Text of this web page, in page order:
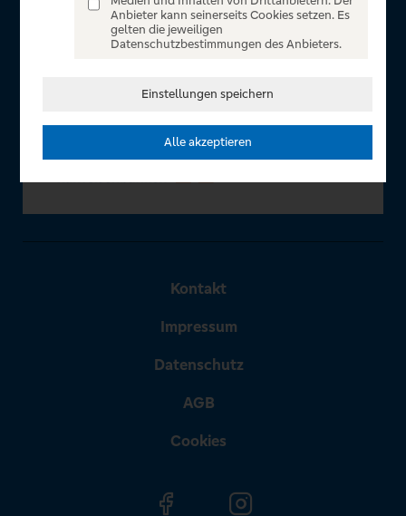
atemberaubende Konzerte, Musicals und Shows, die
Fußball-Bundesliga sowie die Champions League und die
In Zusammenarbeit mit
Kontakt
Impressum
Datenschutz
AGB
Cookies
Anbieter kann seinerseits Cookies setzen. Es
gelten die jeweiligen
Datenschutzbestimmungen des Anbieters.
Einstellungen speichern
Alle akzeptieren